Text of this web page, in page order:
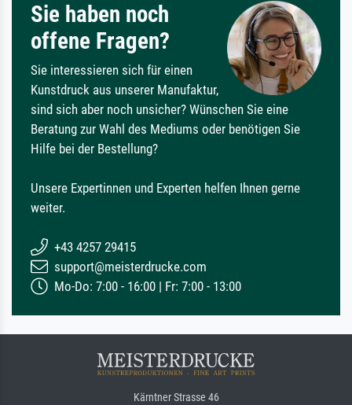
Sie haben noch
offene Fragen?
Sie interessieren sich für einen
Kunstdruck aus unserer Manufaktur,
sind sich aber noch unsicher? Wünschen Sie eine
Beratung zur Wahl des Mediums oder benötigen Sie
Hilfe bei der Bestellung?
Unsere Expertinnen und Experten helfen Ihnen gerne
weiter.
+43 4257 29415
support@meisterdrucke.com
Mo-Do: 7:00 - 16:00 | Fr: 7:00 - 13:00
Kärntner Strasse 46